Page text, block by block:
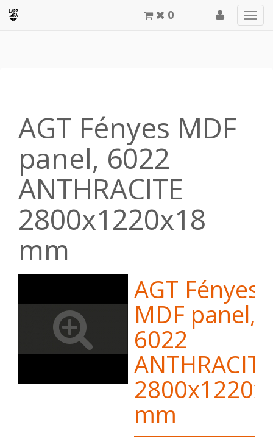
0
AGT Fényes MDF
panel, 6022
ANTHRACITE
2800x1220x18
mm
AGT Fényes
MDF panel,
6022
ANTHRACITE
mm